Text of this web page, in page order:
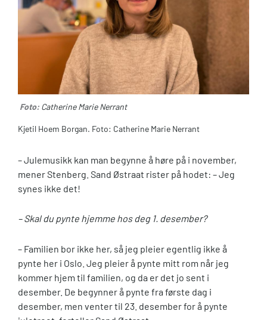
Foto: Catherine Marie Nerrant
Kjetil Hoem Borgan. Foto: Catherine Marie Nerrant
– Julemusikk kan man begynne å høre på i november,
mener Stenberg. Sand Østraat rister på hodet: – Jeg
synes ikke det!
– Skal du pynte hjemme hos deg 1. desember?
– Familien bor ikke her, så jeg pleier egentlig ikke å
pynte her i Oslo. Jeg pleier å pynte mitt rom når jeg
kommer hjem til familien, og da er det jo sent i
desember. De begynner å pynte fra første dag i
desember, men venter til 23. desember for å pynte